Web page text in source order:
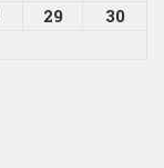
29
30